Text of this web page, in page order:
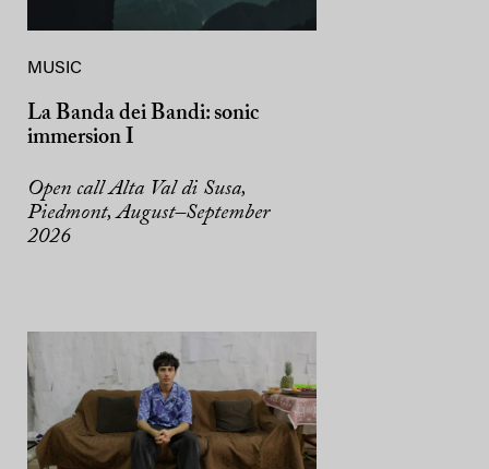
MUSIC
La Banda dei Bandi: sonic
immersion I
Open call Alta Val di Susa,
Piedmont, August–September
2026